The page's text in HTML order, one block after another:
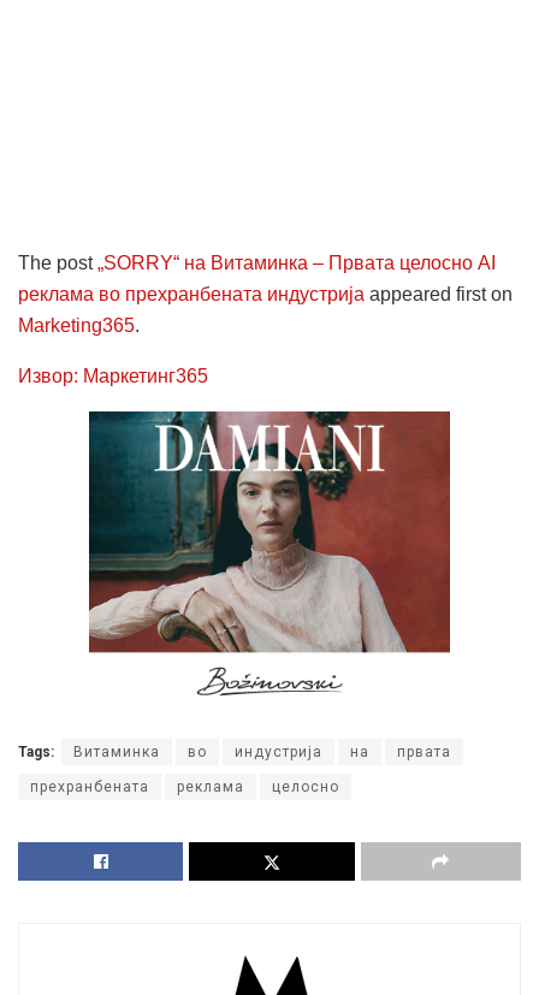
The post„SORRY“ на Витаминка – Првата целосно AI
реклама во прехранбената индустрија appeared first on
Marketing365.
Извор: Маркетинг365
Tags: Витаминка во индустрија на првата
прехранбената реклама целосно